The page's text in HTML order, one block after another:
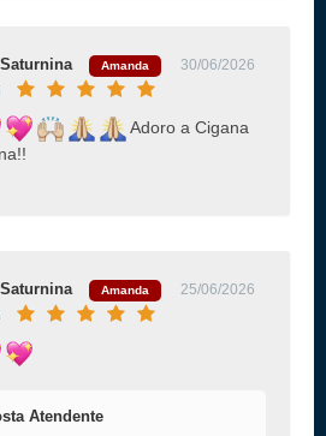
Amanda
30/06/2026
Adoro a Cigana
Amanda
25/06/2026
Atendente